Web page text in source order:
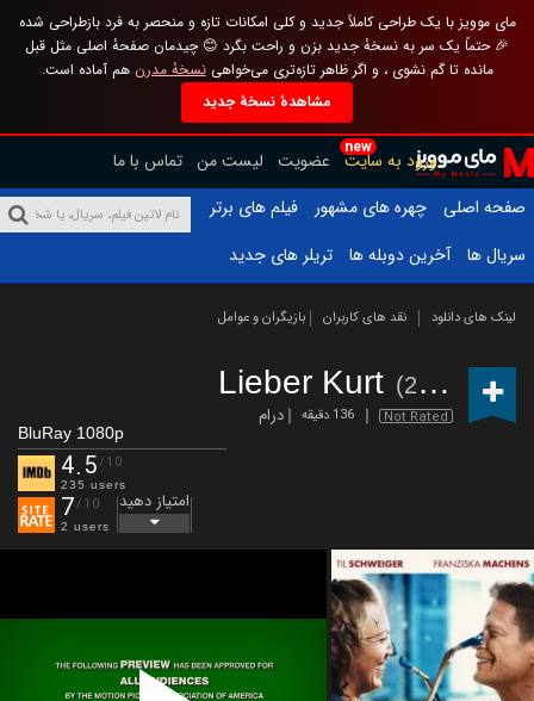
مای موویز با یک طراحی کاملاً جدید و کلی امکانات تازه و منحصر به فرد بازطراحی شده
🎉 حتماً یک سر به نسخهٔ جدید بزن و راحت بگرد 😊 چیدمان صفحهٔ اصلی مثل قبل
مانده تا گم نشوی ، و اگر ظاهر تازه‌تری می‌خواهینسخهٔ مدرن هم آماده است.
مشاهدهٔ نسخهٔ جدید
new
ورود به سایت عضویت لیست من تماس با ما
صفحه اصلی
چهره های مشهور
فیلم های برتر
سریال ها
آخرین دوبله ها تریلر های جدید
لینک های دانلود نقد های کاربران بازیگران و عوامل
Lieber Kurt (2022)
Not Rated 136 دقیقه درام
BluRay 1080p
4.5/10
235 users
7/10
2 users
امتیاز دهید